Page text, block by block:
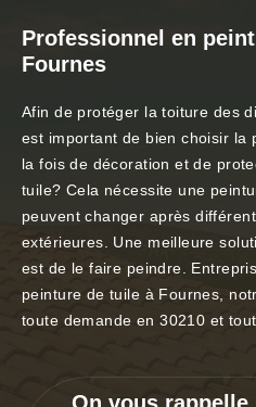
Professionnel en
Fournes
Afin de protéger la toiture des
est important de bien choisir la
la fois de décoration et de
tuile? Cela nécessite une
peuvent changer après
extérieures. Une meilleure
est de le faire peindre.
peinture de tuile à Fournes,
toute demande en 30210 et